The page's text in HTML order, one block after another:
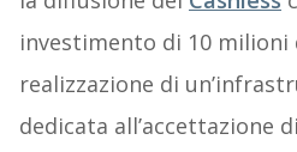
investimento di 10 milioni
realizzazione di
dedicata all’accettazione